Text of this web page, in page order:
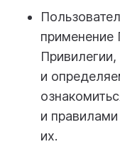
применение
и
и
их.